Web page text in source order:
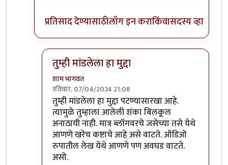
प्रतिसाद देण्यासाठीलॉग इन कराकिंवासदस्य व्हा
तुम्ही मांडलेला हा मुद्दा
शाम भागवत
रविवार, 07/04/2024 21:08
In reply toआक्षेप लेखकाबद्दल आणिby
तुम्ही मांडलेला हा मुद्दा पटण्यासारखा आहे.
त्यामुळे तुम्हाला आलेली शंका बिलकूल
अनाठायी नाही. मात्र ब्लॉगवरचे जसेच्या तसे येथे
आणणे खरेच कष्टाचे आहे असे वाटते. ऑडिओ
रुपातील लेख येथे आणणे पण अवघड वाटते.
असो.